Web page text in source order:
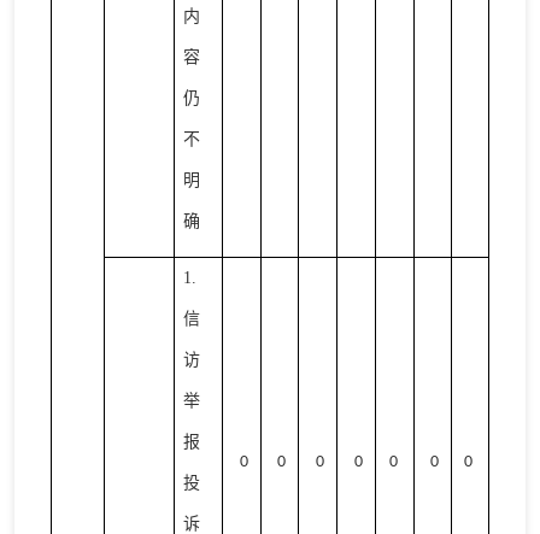
内
容
仍
不
明
确
1.
信
访
举
报
投
诉
0 0 0 0 0 0 0